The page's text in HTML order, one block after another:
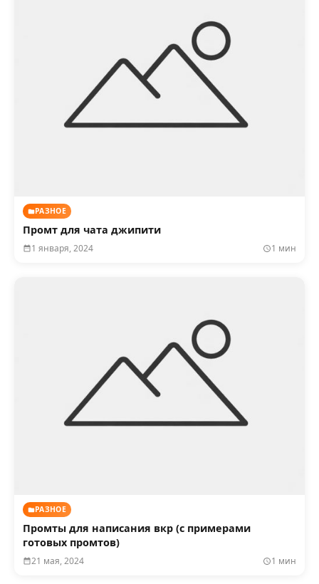
РАЗНОЕ
Промт для чата джипити
1 января, 2024 1 мин
РАЗНОЕ
Промты для написания вкр (с примерами
готовых промтов)
21 мая, 2024 1 мин